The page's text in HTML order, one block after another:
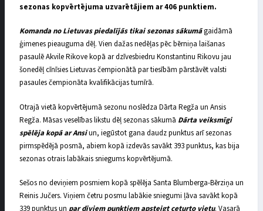
sezonas kopvērtējuma uzvarētājiem ar 406 punktiem.
Komanda no Lietuvas piedalījās tikai sezonas sākumāgaidāmā
ģimenes pieauguma dēļ. Vien dažas nedēļas pēc bērniņa laišanas
pasaulē Akvile Rikove kopā ar dzīvesbiedru Konstantinu Rikovu jau
šonedēļ cīnīsies Lietuvas čempionātā par tiesībām pārstāvēt valsti
pasaules čempionāta kvalifikācijas turnīrā.
Otrajā vietā kopvērtējumā sezonu noslēdza Dārta Regža un Ansis
Regža. Māsas veselības likstu dēļ sezonas sākumā Dārta veiksmīgi
spēlēja kopā ar Ansiun, iegūstot gana daudz punktus arī sezonas
pirmspēdējā posmā, abiem kopā izdevās savākt 393 punktus, kas bija
sezonas otrais labākais sniegums kopvērtējumā.
Sešos no deviņiem posmiem kopā spēlēja Santa Blumberga-Bērziņa un
Reinis Jučers. Viņiem četru posmu labākie sniegumi ļāva savākt kopā
339 punktus un par diviem punktiem apsteigt ceturto vietu. Vasarā